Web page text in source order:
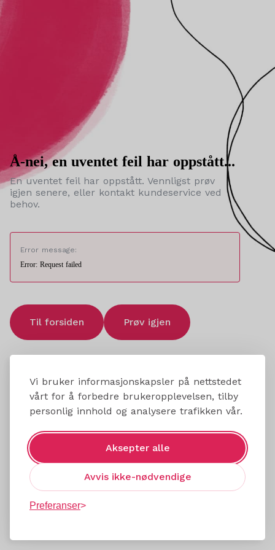
Vi bruker informasjonskapsler på nettstedet
vårt for å forbedre brukeropplevelsen, tilby
personlig innhold og analysere trafikken vår.
Aksepter alle
Avvis ikke-nødvendige
Preferanser
Å-nei, en uventet feil har oppstått...
En uventet feil har oppstått. Vennligst prøv
igjen senere, eller kontakt kundeservice ved
behov.
Error message:
Error: Request failed
Til forsiden Prøv igjen